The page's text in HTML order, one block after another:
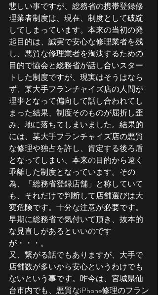
悲しい事ですが、総務省の携帯登録修
理業者制度は、現在、制度として破綻
してしまっています。本来の当初の発
起目的は、誠実で安心な修理業者を残
し、悪質な修理業者を淘汰するための
目的で協会と総務省が話し合いスター
トした制度ですが、現実はそうはなら
ず、某大手フランチャイズ店の人間が
理事となって偏向して話し合われてし
まった結果、制度そのものが屈折し歪
み、地に落ちてしまいました。結果的
には、某大手フランチャイズ店の悪質
な修理や独占を許し、肯定する後ろ盾
となってしまい、本来の目的から遠く
乖離した制度となっています。その
為、「総務省登録店舗」と称していて
も、それだけで判断して店舗選びは大
変危険です。十分な注意が必要です。
早期に総務省で気付いて頂き、抜本的
な見直しがあるといいのです
が・・・。
又、繋がる話でもありますが、大手で
店舗数が多いから安心というわけでも
ないという事です。昨今は、宮城県仙
台市内でも、悪質なiPhone修理のフラン